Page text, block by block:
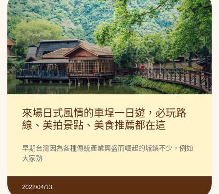
來場日式風情的車埕一日遊，必玩路
線、美拍景點、美食推薦都在這
早期台灣因為各種傳統產業興盛而崛起的城鎮不少，例如
大家熟
2022/04/13